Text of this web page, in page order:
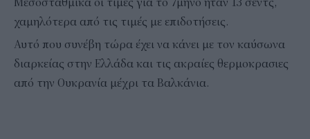
χαμηλότερα από τις τιμές με επιδοτήσεις.
Αυτό που συνέβη τώρα έχει να κάνει με τον καύσωνα
διαρκείας στην Ελλάδα και τις ακραίες θερμοκρασιες
από την Ουκρανία μέχρι τα Βαλκάνια.